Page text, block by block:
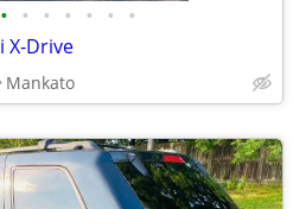
• • • • • • •
X-Drive
Mankato